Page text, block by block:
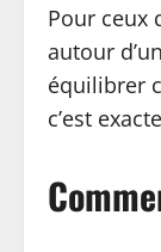
Pour ceux
autour
équilibrer
c’est